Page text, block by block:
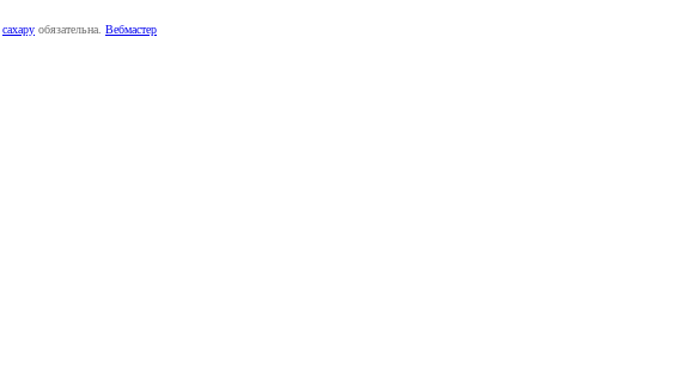
caxapу обязательна. Вебмастер